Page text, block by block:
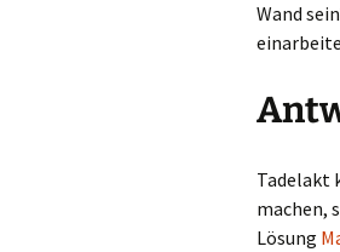
Wand
Tadelakt
machen,
Lösung